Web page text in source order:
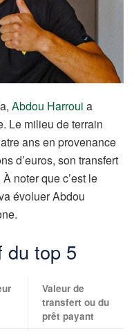
Abdou Harroui a
Le milieu de terrain
ans en provenance
d’euros, son transfert
noter que c’est le
évoluer Abdou
du top 5
Valeur de
transfert ou du
prêt payant